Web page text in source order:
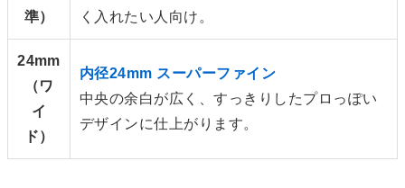
準）
く入れたい人向け。
24mm
（ワ
イ
ド）
内径24mm スーパーファイン
中央の余白が広く、すっきりしたプロっぽい
デザインに仕上がります。